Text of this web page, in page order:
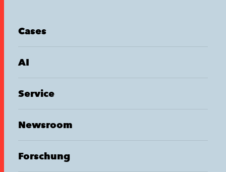
Cases
AI
Service
Newsroom
Forschung